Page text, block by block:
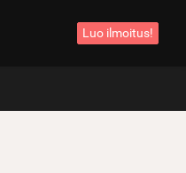
Luo ilmoitus!